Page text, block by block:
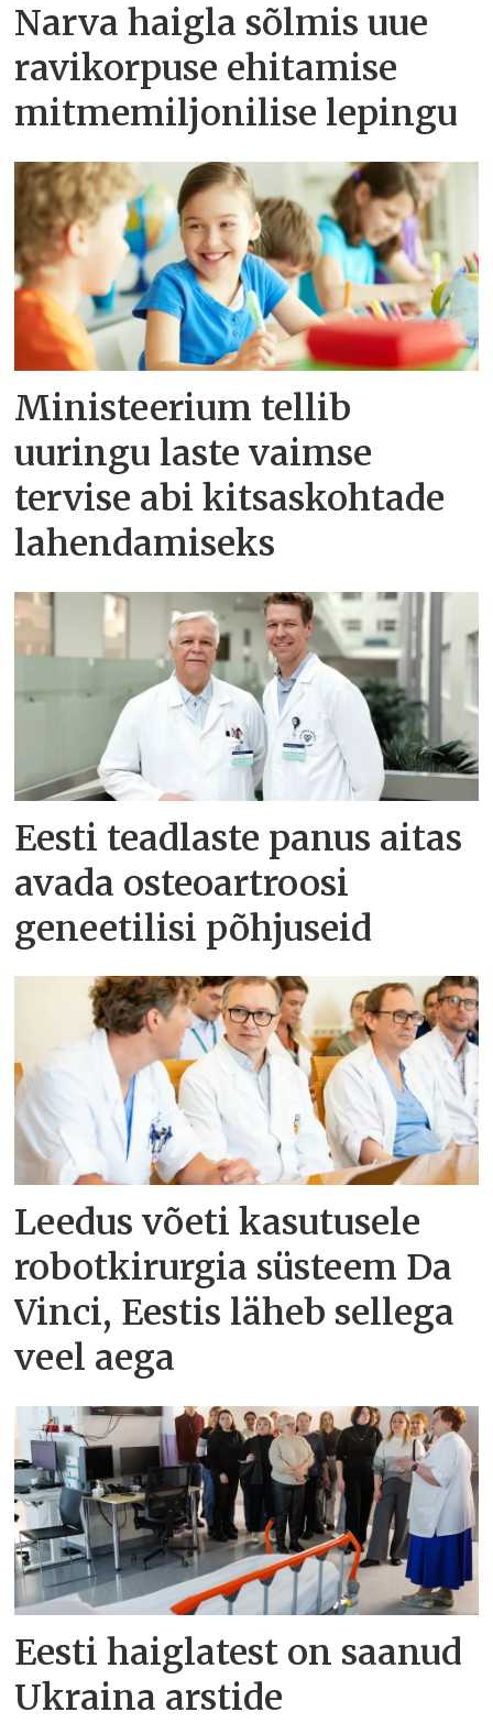
Narva haigla sõlmis uue
ravikorpuse ehitamise
mitmemiljonilise lepingu
Ministeerium tellib
uuringu laste vaimse
tervise abi kitsaskohtade
lahendamiseks
Eesti teadlaste panus aitas
avada osteoartroosi
geneetilisi põhjuseid
Leedus võeti kasutusele
robotkirurgia süsteem Da
Vinci, Eestis läheb sellega
veel aega
Eesti haiglatest on saanud
Ukraina arstide